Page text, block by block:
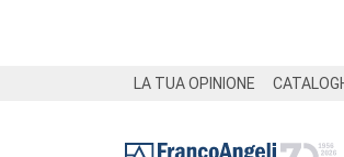
LA TUA OPINIONE